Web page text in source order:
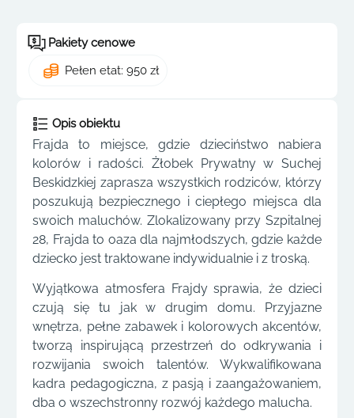
Pakiety cenowe
Pełen etat: 950 zł
Opis obiektu
Frajda to miejsce, gdzie dzieciństwo nabiera
kolorów i radości. Żłobek Prywatny w Suchej
Beskidzkiej zaprasza wszystkich rodziców, którzy
poszukują bezpiecznego i ciepłego miejsca dla
swoich maluchów. Zlokalizowany przy Szpitalnej
28, Frajda to oaza dla najmłodszych, gdzie każde
dziecko jest traktowane indywidualnie i z troską.
Wyjątkowa atmosfera Frajdy sprawia, że dzieci
czują się tu jak w drugim domu. Przyjazne
wnętrza, pełne zabawek i kolorowych akcentów,
tworzą inspirującą przestrzeń do odkrywania i
rozwijania swoich talentów. Wykwalifikowana
kadra pedagogiczna, z pasją i zaangażowaniem,
dba o wszechstronny rozwój każdego malucha.